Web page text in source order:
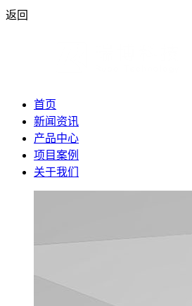
返回
首页
新闻资讯
产品中心
项目案例
关于我们